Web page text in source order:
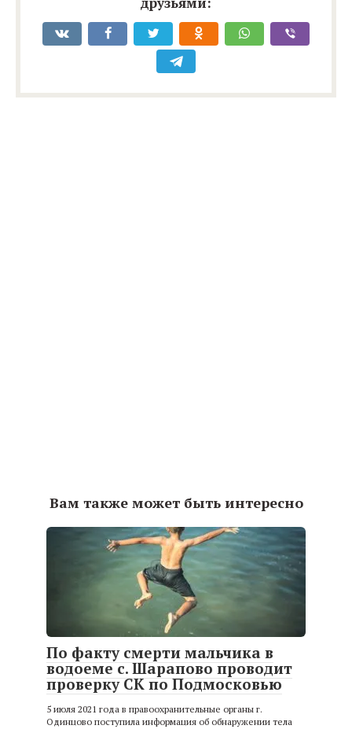
Вам также может быть интересно
По факту смерти мальчика в
водоеме с. Шарапово проводит
проверку СК по Подмосковью
5 июля 2021 года в правоохранительные органы г.
Одинцово поступила информация об обнаружении тела